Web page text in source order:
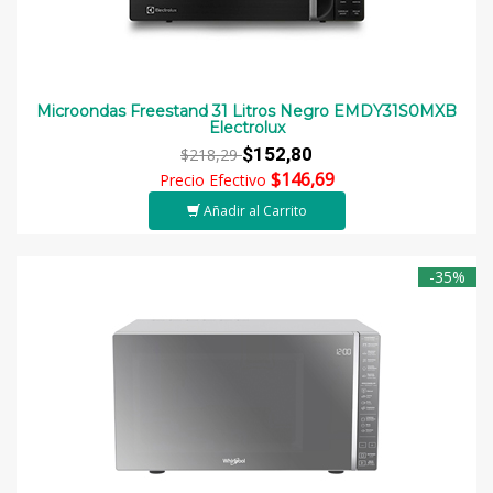
Microondas Freestand 31 Litros Negro EMDY31S0MXB
Electrolux
$218,29$152,80
Precio Efectivo $146,69
Añadir al Carrito
-35%